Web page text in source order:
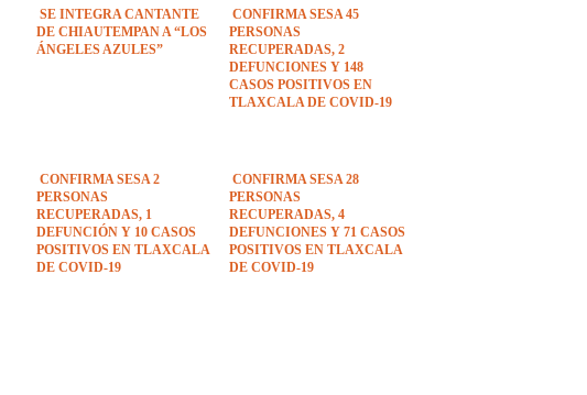
SE INTEGRA CANTANTE
DE CHIAUTEMPAN A “LOS
ÁNGELES AZULES”
CONFIRMA SESA 45
PERSONAS
RECUPERADAS, 2
DEFUNCIONES Y 148
CASOS POSITIVOS EN
TLAXCALA DE COVID-19
CONFIRMA SESA 2
PERSONAS
RECUPERADAS, 1
DEFUNCIÓN Y 10 CASOS
POSITIVOS EN TLAXCALA
DE COVID-19
CONFIRMA SESA 28
PERSONAS
RECUPERADAS, 4
DEFUNCIONES Y 71 CASOS
POSITIVOS EN TLAXCALA
DE COVID-19